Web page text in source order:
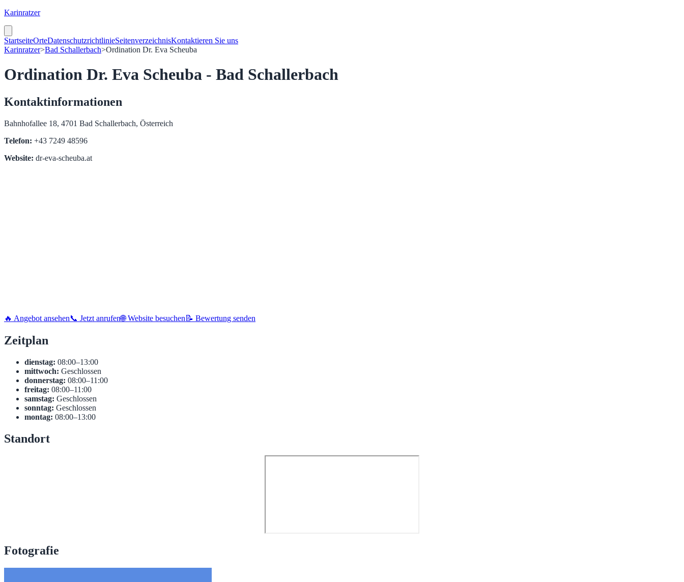
Karinratzer
StartseiteOrteDatenschutzrichtlinieSeitenverzeichnisKontaktieren Sie uns
Karinratzer>Bad Schallerbach>Ordination Dr. Eva Scheuba
Ordination Dr. Eva Scheuba - Bad Schallerbach
Kontaktinformationen
Bahnhofallee 18, 4701 Bad Schallerbach, Österreich
Telefon: +43 7249 48596
Website: dr-eva-scheuba.at
🔥 Angebot ansehen📞 Jetzt anrufen🌐 Website besuchen 📝 Bewertung senden
Zeitplan
dienstag: 08:00–13:00
mittwoch: Geschlossen
donnerstag: 08:00–11:00
freitag: 08:00–11:00
samstag: Geschlossen
sonntag: Geschlossen
montag: 08:00–13:00
Standort
Fotografie